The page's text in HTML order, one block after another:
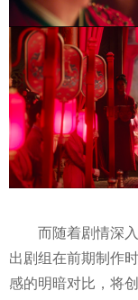
而随着剧情深
出剧组在前期制作
感的明暗对比，将